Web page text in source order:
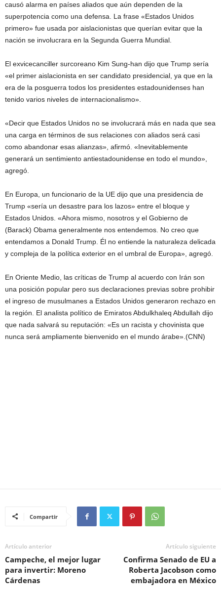
causó alarma en países aliados que aún dependen de la
superpotencia como una defensa. La frase «Estados Unidos
primero» fue usada por aislacionistas que querían evitar que la
nación se involucrara en la Segunda Guerra Mundial.
El exvicecanciller surcoreano Kim Sung-han dijo que Trump sería
«el primer aislacionista en ser candidato presidencial, ya que en la
era de la posguerra todos los presidentes estadounidenses han
tenido varios niveles de internacionalismo».
«Decir que Estados Unidos no se involucrará más en nada que sea
una carga en términos de sus relaciones con aliados será casi
como abandonar esas alianzas», afirmó. «Inevitablemente
generará un sentimiento antiestadounidense en todo el mundo»,
agregó.
En Europa, un funcionario de la UE dijo que una presidencia de
Trump «sería un desastre para los lazos» entre el bloque y
Estados Unidos. «Ahora mismo, nosotros y el Gobierno de
(Barack) Obama generalmente nos entendemos. No creo que
entendamos a Donald Trump. Él no entiende la naturaleza delicada
y compleja de la política exterior en el umbral de Europa», agregó.
En Oriente Medio, las críticas de Trump al acuerdo con Irán son
una posición popular pero sus declaraciones previas sobre prohibir
el ingreso de musulmanes a Estados Unidos generaron rechazo en
la región. El analista político de Emiratos Abdulkhaleq Abdullah dijo
que nada salvará su reputación: «Es un racista y chovinista que
nunca será ampliamente bienvenido en el mundo árabe».(CNN)
Compartir
Artículo anterior
Campeche, el mejor lugar
para invertir: Moreno
Cárdenas
Artículo siguiente
Confirma Senado de EU a
Roberta Jacobson como
embajadora en México